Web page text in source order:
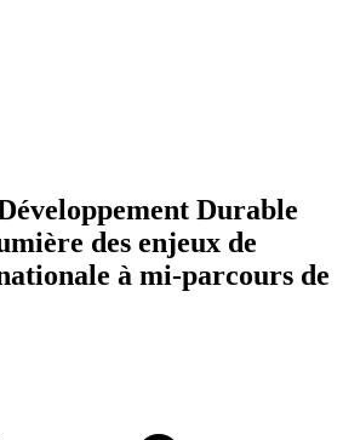
Durable
des enjeux de
à mi-parcours de